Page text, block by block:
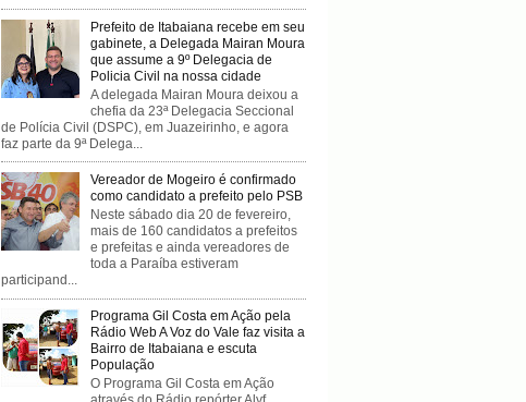
Prefeito de Itabaiana recebe em seu
gabinete, a Delegada Mairan Moura
que assume a 9º Delegacia de
Policia Civil na nossa cidade
A delegada Mairan Moura deixou a
chefia da 23ª Delegacia Seccional
de Polícia Civil (DSPC), em Juazeirinho, e agora
faz parte da 9ª Delega...
Vereador de Mogeiro é confirmado
como candidato a prefeito pelo PSB
Neste sábado dia 20 de fevereiro,
mais de 160 candidatos a prefeitos
e prefeitas e ainda vereadores de
toda a Paraíba estiveram
participand...
Programa Gil Costa em Ação pela
Rádio Web A Voz do Vale faz visita a
Bairro de Itabaiana e escuta
População
O Programa Gil Costa em Ação